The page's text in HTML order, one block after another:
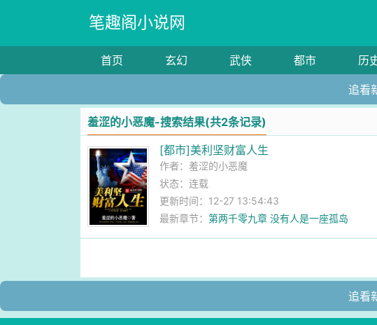
笔趣阁小说网
首页 玄幻 武侠 都市 历
追看
羞涩的小恶魔-搜索结果(共2条记录)
[都市]美利坚财富人生
作者：羞涩的小恶魔
状态：连载
更新时间：12-27 13:54:43
最新章节：第两千零九章 没有人是一座孤岛
追看